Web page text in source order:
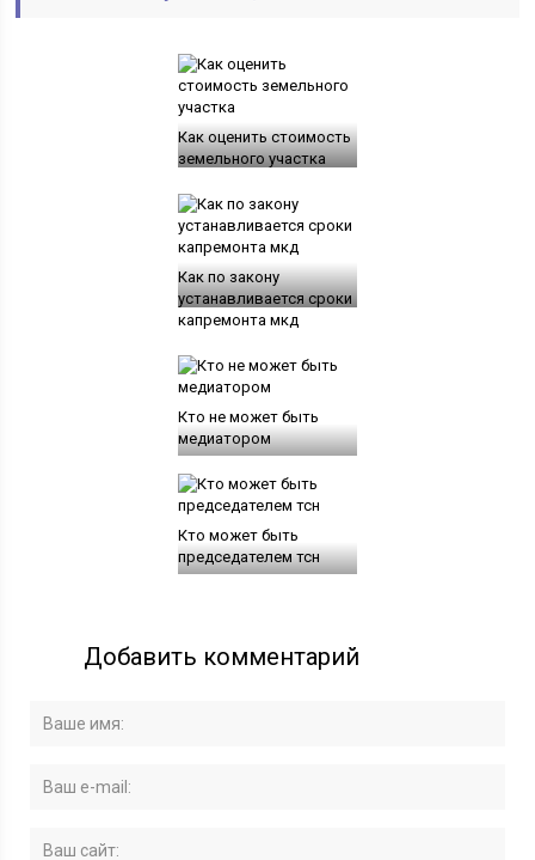
Как оценить стоимость
земельного участка
Как по закону
устанавливается сроки
капремонта мкд
Кто не может быть
медиатором
Кто может быть
председателем тсн
Добавить комментарий